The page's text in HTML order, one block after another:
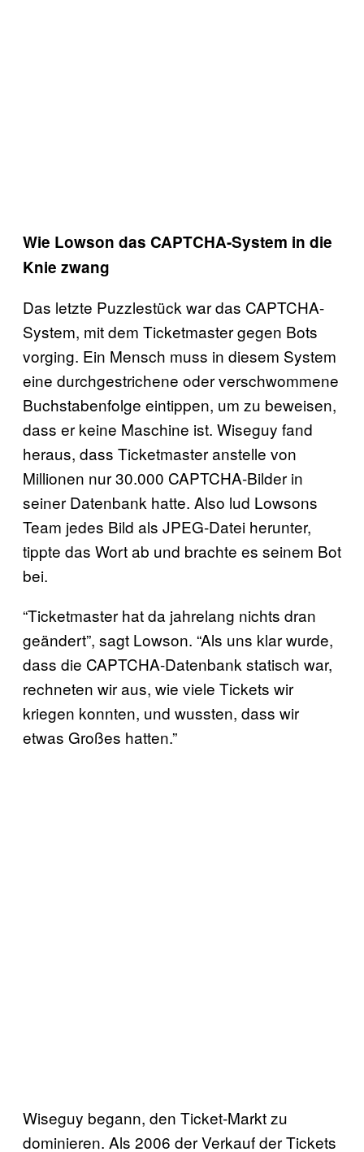
Wie Lowson das CAPTCHA-System in die
Knie zwang
Das letzte Puzzlestück war das CAPTCHA-
System, mit dem Ticketmaster gegen Bots
vorging. Ein Mensch muss in diesem System
eine durchgestrichene oder verschwommene
Buchstabenfolge eintippen, um zu beweisen,
dass er keine Maschine ist. Wiseguy fand
heraus, dass Ticketmaster anstelle von
Millionen nur 30.000 CAPTCHA-Bilder in
seiner Datenbank hatte. Also lud Lowsons
Team jedes Bild als JPEG-Datei herunter,
tippte das Wort ab und brachte es seinem Bot
bei.
“Ticketmaster hat da jahrelang nichts dran
geändert”, sagt Lowson. “Als uns klar wurde,
dass die CAPTCHA-Datenbank statisch war,
rechneten wir aus, wie viele Tickets wir
kriegen konnten, und wussten, dass wir
etwas Großes hatten.”
Wiseguy begann, den Ticket-Markt zu
dominieren. Als 2006 der Verkauf der Tickets